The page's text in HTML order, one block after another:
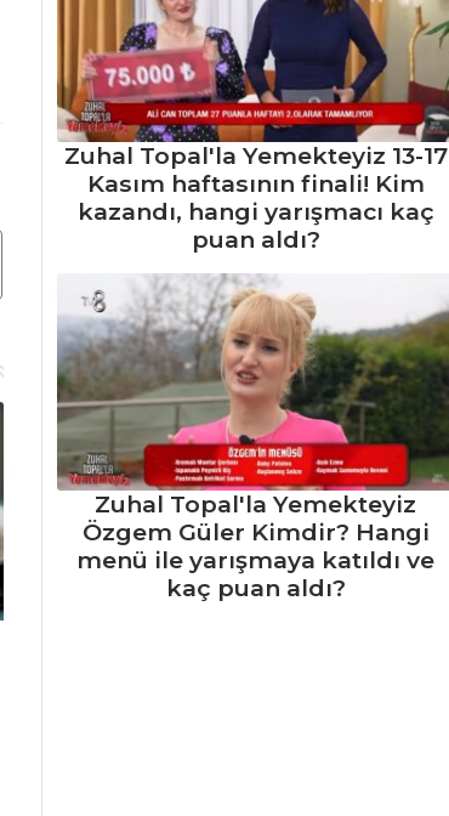
Zuhal Topal'la Yemekteyiz 13-17
Kasım haftasının finali! Kim
kazandı, hangi yarışmacı kaç
puan aldı?
Zuhal Topal'la Yemekteyiz
Özgem Güler Kimdir? Hangi
menü ile yarışmaya katıldı ve
kaç puan aldı?